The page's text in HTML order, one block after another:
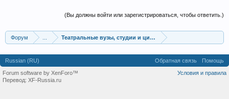
(Вы должны войти или зарегистрироваться, чтобы ответить.)
Форум Театральные вузы, студии и цирковые училища
Russian (RU) Обратная связь
Помощь
Условия и правила
Forum software by XenForo™
Перевод: XF-Russia.ru